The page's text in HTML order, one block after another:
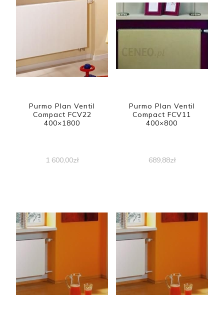
Purmo Plan Ventil
Compact FCV22
400×1800
1 600,00zł
Purmo Plan Ventil
Compact FCV11
400×800
689,88zł